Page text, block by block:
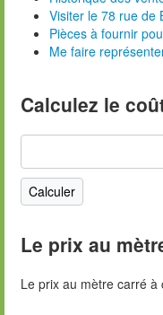
Visiter le 78 rue de
Pièces à fournir
Me faire
Calculez le
Le prix au
Le prix au mètre carré